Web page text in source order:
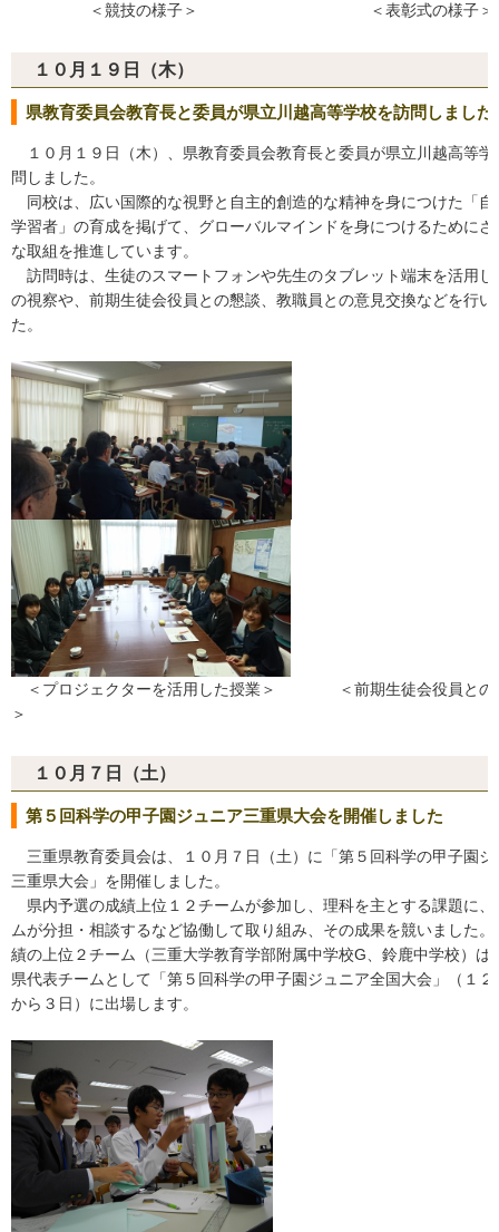
＜競技の様子＞ ＜表彰式の様子＞
１０月１９日（木）
県教育委員会教育長と委員が県立川越高等学校を訪問しました
１０月１９日（木）、県教育委員会教育長と委員が県立川越高等学
問しました。
同校は、広い国際的な視野と自主的創造的な精神を身につけた「自
学習者」の育成を掲げて、グローバルマインドを身につけるためにさ
な取組を推進しています。
訪問時は、生徒のスマートフォンや先生のタブレット端末を活用し
の視察や、前期生徒会役員との懇談、教職員との意見交換などを行い
た。
＜プロジェクターを活用した授業＞ ＜前期生徒会役員との
＞
１０月７日（土）
第５回科学の甲子園ジュニア三重県大会を開催しました
三重県教育委員会は、１０月７日（土）に「第５回科学の甲子園ジ
三重県大会」を開催しました。
県内予選の成績上位１２チームが参加し、理科を主とする課題に、
ムが分担・相談するなど協働して取り組み、その成果を競いました。
績の上位２チーム（三重大学教育学部附属中学校G、鈴鹿中学校）は
県代表チームとして「第５回科学の甲子園ジュニア全国大会」（１２
から３日）に出場します。